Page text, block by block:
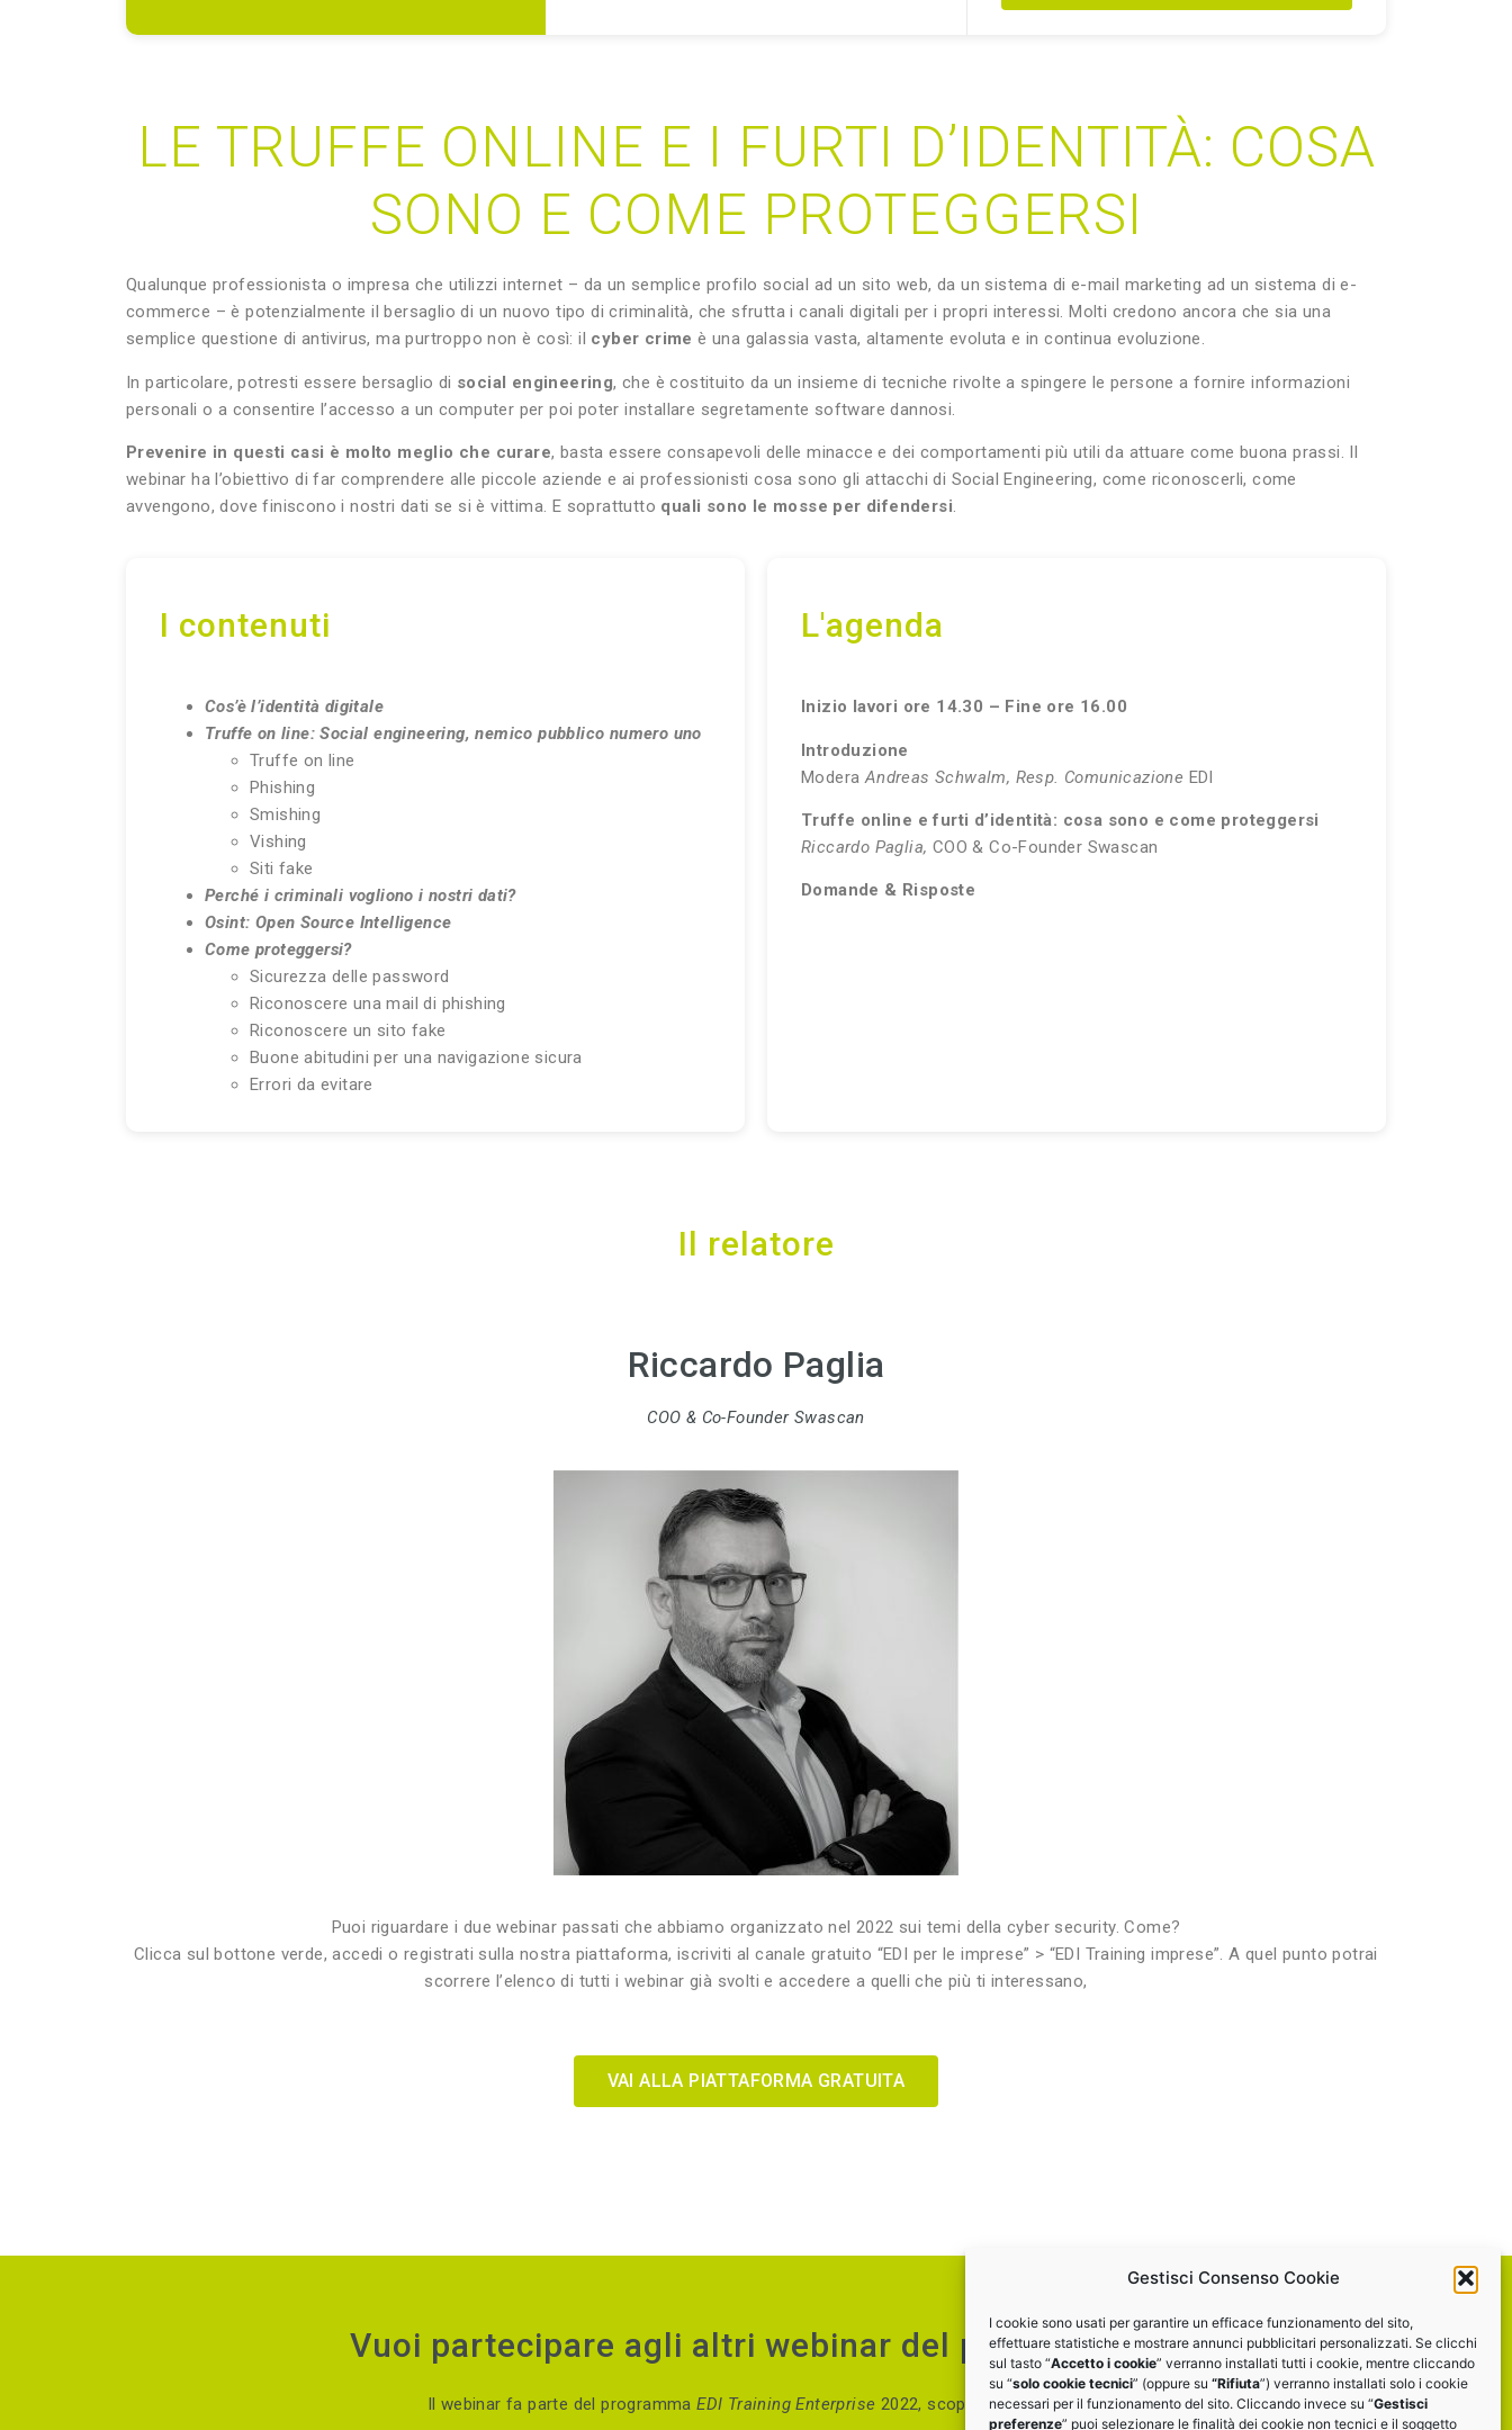
Gestisci Consenso Cookie
I cookie sono usati per garantire un efficace funzionamento del sito,
effettuare statistiche e mostrare annunci pubblicitari personalizzati. Se clicchi
sul tasto “Accetto i cookie” verranno installati tutti i cookie, mentre cliccando
su “solo cookie tecnici” (oppure su “Rifiuta”) verranno installati solo i cookie
necessari per il funzionamento del sito. Cliccando invece su “Gestisci
preferenze” puoi selezionare le finalità dei cookie non tecnici e il soggetto
LE TRUFFE ONLINE E I FURTI D’IDENTITÀ: COSA
SONO E COME PROTEGGERSI
Qualunque professionista o impresa che utilizzi internet – da un semplice profilo social ad un sito web, da un sistema di e-mail marketing ad un sistema di e-
commerce – è potenzialmente il bersaglio di un nuovo tipo di criminalità, che sfrutta i canali digitali per i propri interessi. Molti credono ancora che sia una
semplice questione di antivirus, ma purtroppo non è così: il cyber crime è una galassia vasta, altamente evoluta e in continua evoluzione.
In particolare, potresti essere bersaglio di social engineering, che è costituito da un insieme di tecniche rivolte a spingere le persone a fornire informazioni
personali o a consentire l’accesso a un computer per poi poter installare segretamente software dannosi.
Prevenire in questi casi è molto meglio che curare, basta essere consapevoli delle minacce e dei comportamenti più utili da attuare come buona prassi. Il
webinar ha l’obiettivo di far comprendere alle piccole aziende e ai professionisti cosa sono gli attacchi di Social Engineering, come riconoscerli, come
avvengono, dove finiscono i nostri dati se si è vittima. E soprattutto quali sono le mosse per difendersi.
I contenuti
Cos’è l’identità digitale
Truffe on line: Social engineering, nemico pubblico numero uno
Truffe on line
Phishing
Smishing
Vishing
Siti fake
Perché i criminali vogliono i nostri dati?
Osint: Open Source Intelligence
Come proteggersi?
Sicurezza delle password
Riconoscere una mail di phishing
Riconoscere un sito fake
Buone abitudini per una navigazione sicura
Errori da evitare
L'agenda
Inizio lavori ore 14.30 – Fine ore 16.00
Introduzione
ModeraAndreas Schwalm, Resp. Comunicazione EDI
Truffe online e furti d’identità: cosa sono e come proteggersi
Riccardo Paglia, COO & Co-Founder Swascan
Domande & Risposte
Il relatore
Riccardo Paglia
COO & Co-Founder Swascan
Puoi riguardare i due webinar passati che abbiamo organizzato nel 2022 sui temi della cyber security. Come?
Clicca sul bottone verde, accedi o registrati sulla nostra piattaforma, iscriviti al canale gratuito “EDI per le imprese” > “EDI Training imprese”. A quel punto potrai
scorrere l’elenco di tutti i webinar già svolti e accedere a quelli che più ti interessano,
VAI ALLA PIATTAFORMA GRATUITA
Vuoi partecipare agli altri webinar del programma?
Il webinar fa parte del programma EDI Training Enterprise 2022, scopri gli altri eventI